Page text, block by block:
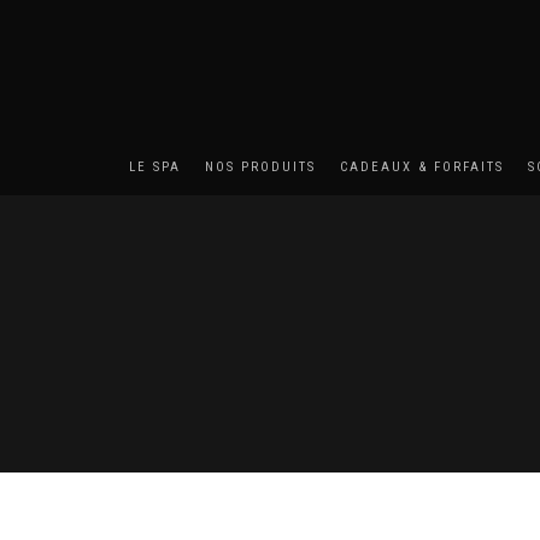
LE SPA NOS PRODUITS CADEAUX & FORFAITS